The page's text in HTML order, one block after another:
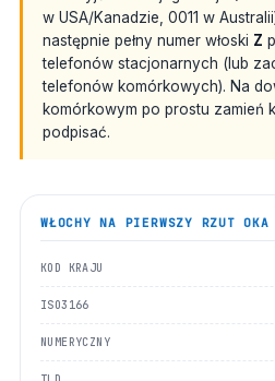
w USA/Kanadzie, 0011 w
następnie pełny numer włoski Z
telefonów stacjonarnych (lub
telefonów komórkowych). Na
komórkowym po prostu zamień
podpisać.
WŁOCHY NA PIERWSZY RZUT OKA
KOD KRAJU
ISO3166
NUMERYCZNY